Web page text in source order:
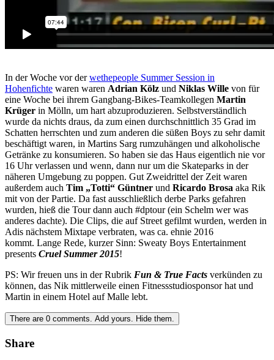
In der Woche vor derwethepeople Summer Session in
Hohenfichte waren waren Adrian Kölz und Niklas Wille von für
eine Woche bei ihrem Gangbang-Bikes-Teamkollegen Martin
Krüger in Mölln, um hart abzuproduzieren. Selbstverständlich
wurde da nichts draus, da zum einen durchschnittlich 35 Grad im
Schatten herrschten und zum anderen die süßen Boys zu sehr damit
beschäftigt waren, in Martins Sarg rumzuhängen und alkoholische
Getränke zu konsumieren. So haben sie das Haus eigentlich nie vor
16 Uhr verlassen und wenn, dann nur um die Skateparks in der
näheren Umgebung zu poppen. Gut Zweidrittel der Zeit waren
außerdem auch Tim „Totti“ Güntner und Ricardo Brosa aka Rik
mit von der Partie. Da fast ausschließlich derbe Parks gefahren
wurden, hieß die Tour dann auch #dptour (ein Schelm wer was
anderes dachte). Die Clips, die auf Street gefilmt wurden, werden in
Adis nächstem Mixtape verbraten, was ca. ehnie 2016
kommt. Lange Rede, kurzer Sinn: Sweaty Boys Entertainment
presents Cruel Summer 2015!
PS: Wir freuen uns in der Rubrik Fun & True Facts verkünden zu
können, das Nik mittlerweile einen Fitnessstudiosponsor hat und
Martin in einem Hotel auf Malle lebt.
There are 0 comments. Add yours. Hide them.
Share